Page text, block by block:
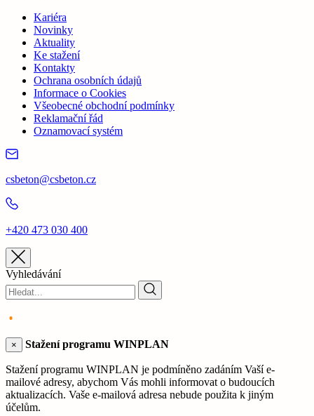
Kariéra
Novinky
Aktuality
Ke stažení
Kontakty
Ochrana osobních údajů
Informace o Cookies
Všeobecné obchodní podmínky
Reklamační řád
Oznamovací systém
csbeton@csbeton.cz
+420 473 030 400
Vyhledávání
× Stažení programu WINPLAN
Stažení programu WINPLAN je podmíněno zadáním Vaší e-
mailové adresy, abychom Vás mohli informovat o budoucích
aktualizacích. Vaše e-mailová adresa nebude použita k jiným
účelům.